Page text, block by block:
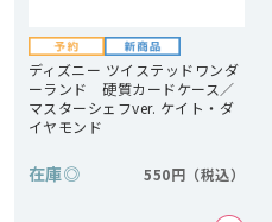
ディズニー ツイステッドワンダ
ーランド 硬質カードケース／
マスターシェフver. ケイト・ダ
イヤモンド
在庫◎ 550円